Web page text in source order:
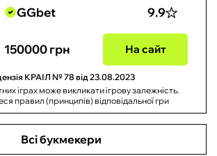
GGbet 9.9
150000 грн На сайт
КРАІЛ № 78 від 23.08.2023
іграх може викликати ігрову залежність.
правил (принципів) відповідальної гри
Всі букмекери